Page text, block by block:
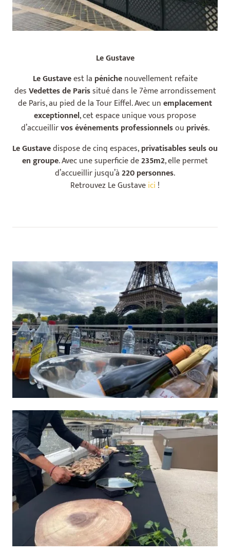
Le Gustave
Le Gustaveest la pénichenouvellement refaite
desVedettes de Parissitué dans le 7ème arrondissement
de Paris, au pied de la Tour Eiffel. Avec unemplacement
exceptionnel, cet espace unique vous propose
d’accueillirvos événements professionnelsou privés.
Le Gustavedispose de cinq espaces,privatisables seuls ou
en groupe. Avec une superficie de235m2, elle permet
d’accueillir jusqu’à220 personnes.
Retrouvez Le Gustaveici !